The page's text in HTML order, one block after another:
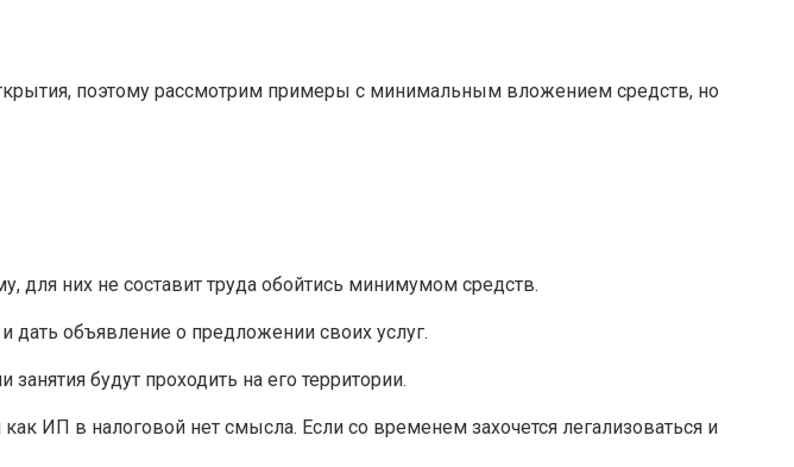
поэтому рассмотрим примеры с минимальным вложением средств, но
для них не составит труда обойтись минимумом средств.
дать объявление о предложении своих услуг.
будут проходить на его территории.
ИП в налоговой нет смысла. Если со временем захочется легализоваться и